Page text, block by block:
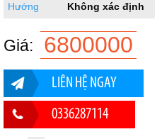
Hướng Không xác định
Giá: 6800000
LIÊN HỆ NGAY
0336287114